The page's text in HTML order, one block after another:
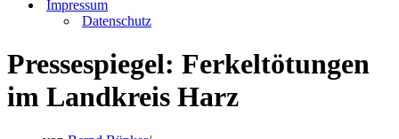
Impressum
Datenschutz
Pressespiegel: Ferkeltötungen
im Landkreis Harz